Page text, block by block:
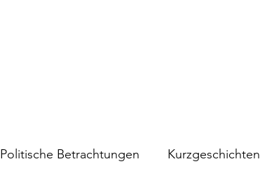
Politische Betrachtungen Kurzgeschichten